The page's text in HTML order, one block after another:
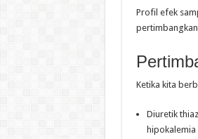
Profil efek
Ketika kita
Diuretik